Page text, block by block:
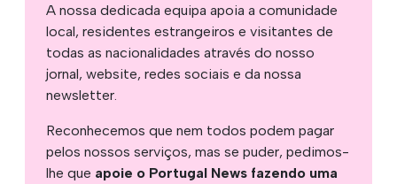
A nossa dedicada equipa apoia a comunidade
local, residentes estrangeiros e visitantes de
todas as nacionalidades através do nosso
jornal, website, redes sociais e da nossa
newsletter.
Reconhecemos que nem todos podem pagar
pelos nossos serviços, mas se puder, pedimos-
lhe que apoie o Portugal News fazendo uma